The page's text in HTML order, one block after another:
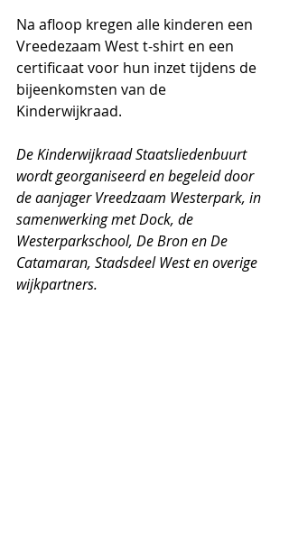
Na afloop kregen alle kinderen een
Vreedezaam West t-shirt en een
certificaat voor hun inzet tijdens de
bijeenkomsten van de
Kinderwijkraad.
De Kinderwijkraad Staatsliedenbuurt
wordt georganiseerd en begeleid door
de aanjager Vreedzaam Westerpark, in
samenwerking met Dock, de
Westerparkschool, De Bron en De
Catamaran, Stadsdeel West en overige
wijkpartners.